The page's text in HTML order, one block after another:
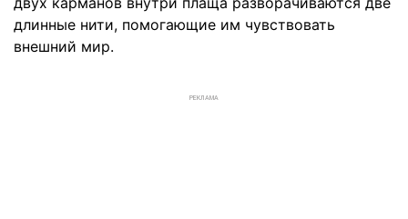
длинные нити, помогающие им чувствовать
внешний мир.
РЕКЛАМА